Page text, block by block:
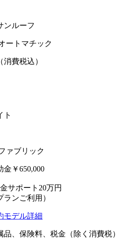
ンルーフ
ートマチック
費税込）
ト
ァブリック
金￥650,000
サポート20万円
ランご利用）
モデル詳細
、保険料、税金（除く消費税